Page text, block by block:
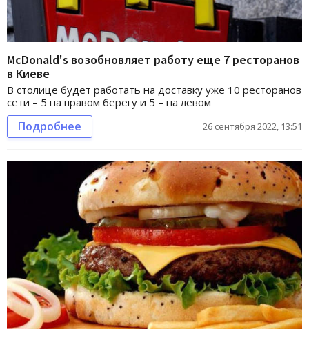
McDonald's возобновляет работу еще 7 ресторанов
в Киеве
В столице будет работать на доставку уже 10 ресторанов
сети – 5 на правом берегу и 5 – на левом
Подробнее 26 сентября 2022, 13:51